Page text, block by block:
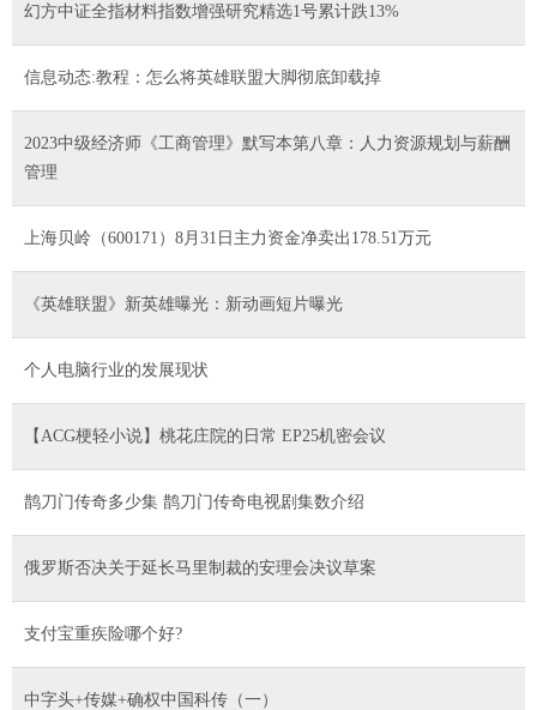
幻方中证全指材料指数增强研究精选1号累计跌13%
信息动态:教程：怎么将英雄联盟大脚彻底卸载掉
2023中级经济师《工商管理》默写本第八章：人力资源规划与薪酬
管理
上海贝岭（600171）8月31日主力资金净卖出178.51万元
《英雄联盟》新英雄曝光：新动画短片曝光
个人电脑行业的发展现状
【ACG梗轻小说】桃花庄院的日常 EP25机密会议
鹊刀门传奇多少集 鹊刀门传奇电视剧集数介绍
俄罗斯否决关于延长马里制裁的安理会决议草案
支付宝重疾险哪个好?
中字头+传媒+确权中国科传（一）